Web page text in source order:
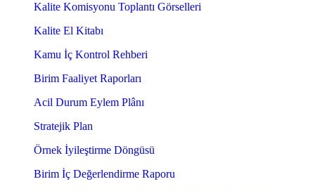
Kalite Komisyonu Toplantı Görselleri
Kalite El Kitabı
Kamu İç Kontrol Rehberi
Birim Faaliyet Raporları
Acil Durum Eylem Plânı
Stratejik Plan
Örnek İyileştirme Döngüsü
Birim İç Değerlendirme Raporu